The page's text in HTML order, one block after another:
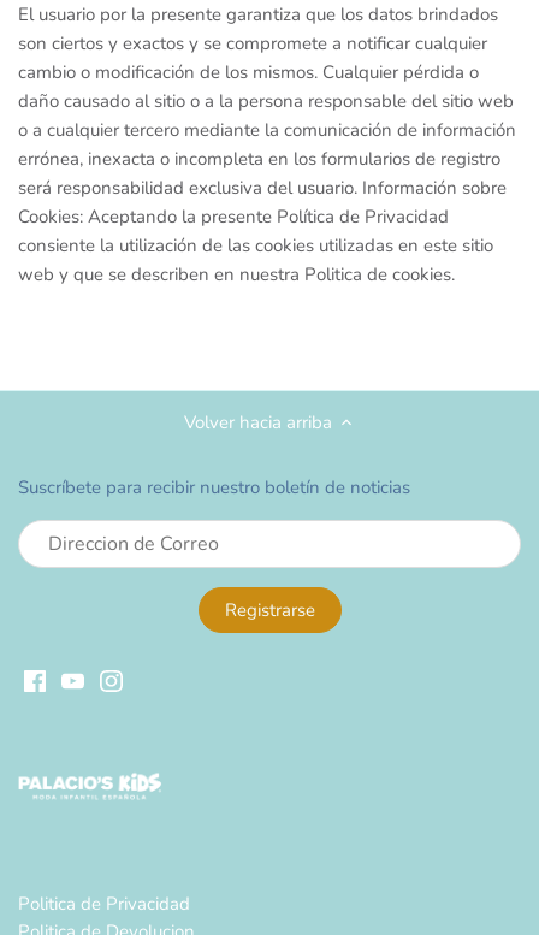
El usuario por la presente garantiza que los datos brindados
son ciertos y exactos y se compromete a notificar cualquier
cambio o modificación de los mismos. Cualquier pérdida o
daño causado al sitio o a la persona responsable del sitio web
o a cualquier tercero mediante la comunicación de información
errónea, inexacta o incompleta en los formularios de registro
será responsabilidad exclusiva del usuario. Información sobre
Cookies: Aceptando la presente Política de Privacidad
consiente la utilización de las cookies utilizadas en este sitio
web y que se describen en nuestra Politica de cookies.
Volver hacia arriba
Suscríbete para recibir nuestro boletín de noticias
Politica de Privacidad